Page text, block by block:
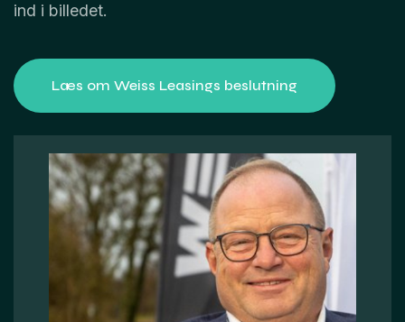
ind i billedet.
Læs om Weiss Leasings beslutning